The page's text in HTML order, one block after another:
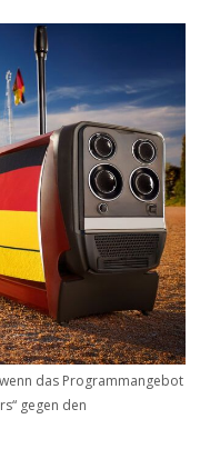
das Programmangebot
gegen den